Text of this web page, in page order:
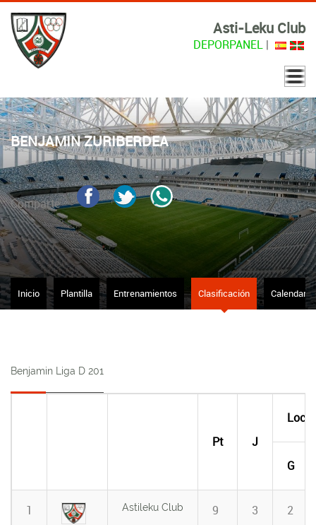
Asti-Leku Club
DEPORPANEL |
BENJAMIN ZURIBERDEA
Comparte
Inicio Plantilla Entrenamientos Clasificación Calendario
Benjamin Liga D 201
Pt J
Local
G
1 Astileku Club 9 3 2